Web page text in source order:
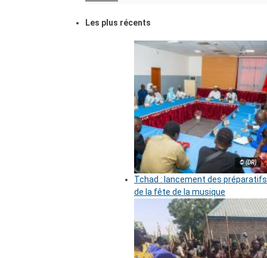
Les plus récents
© (DR)
Tchad : lancement des préparatifs
de la fête de la musique